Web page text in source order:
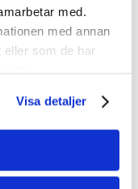
med.
med annan
eller som de har
Visa detaljer